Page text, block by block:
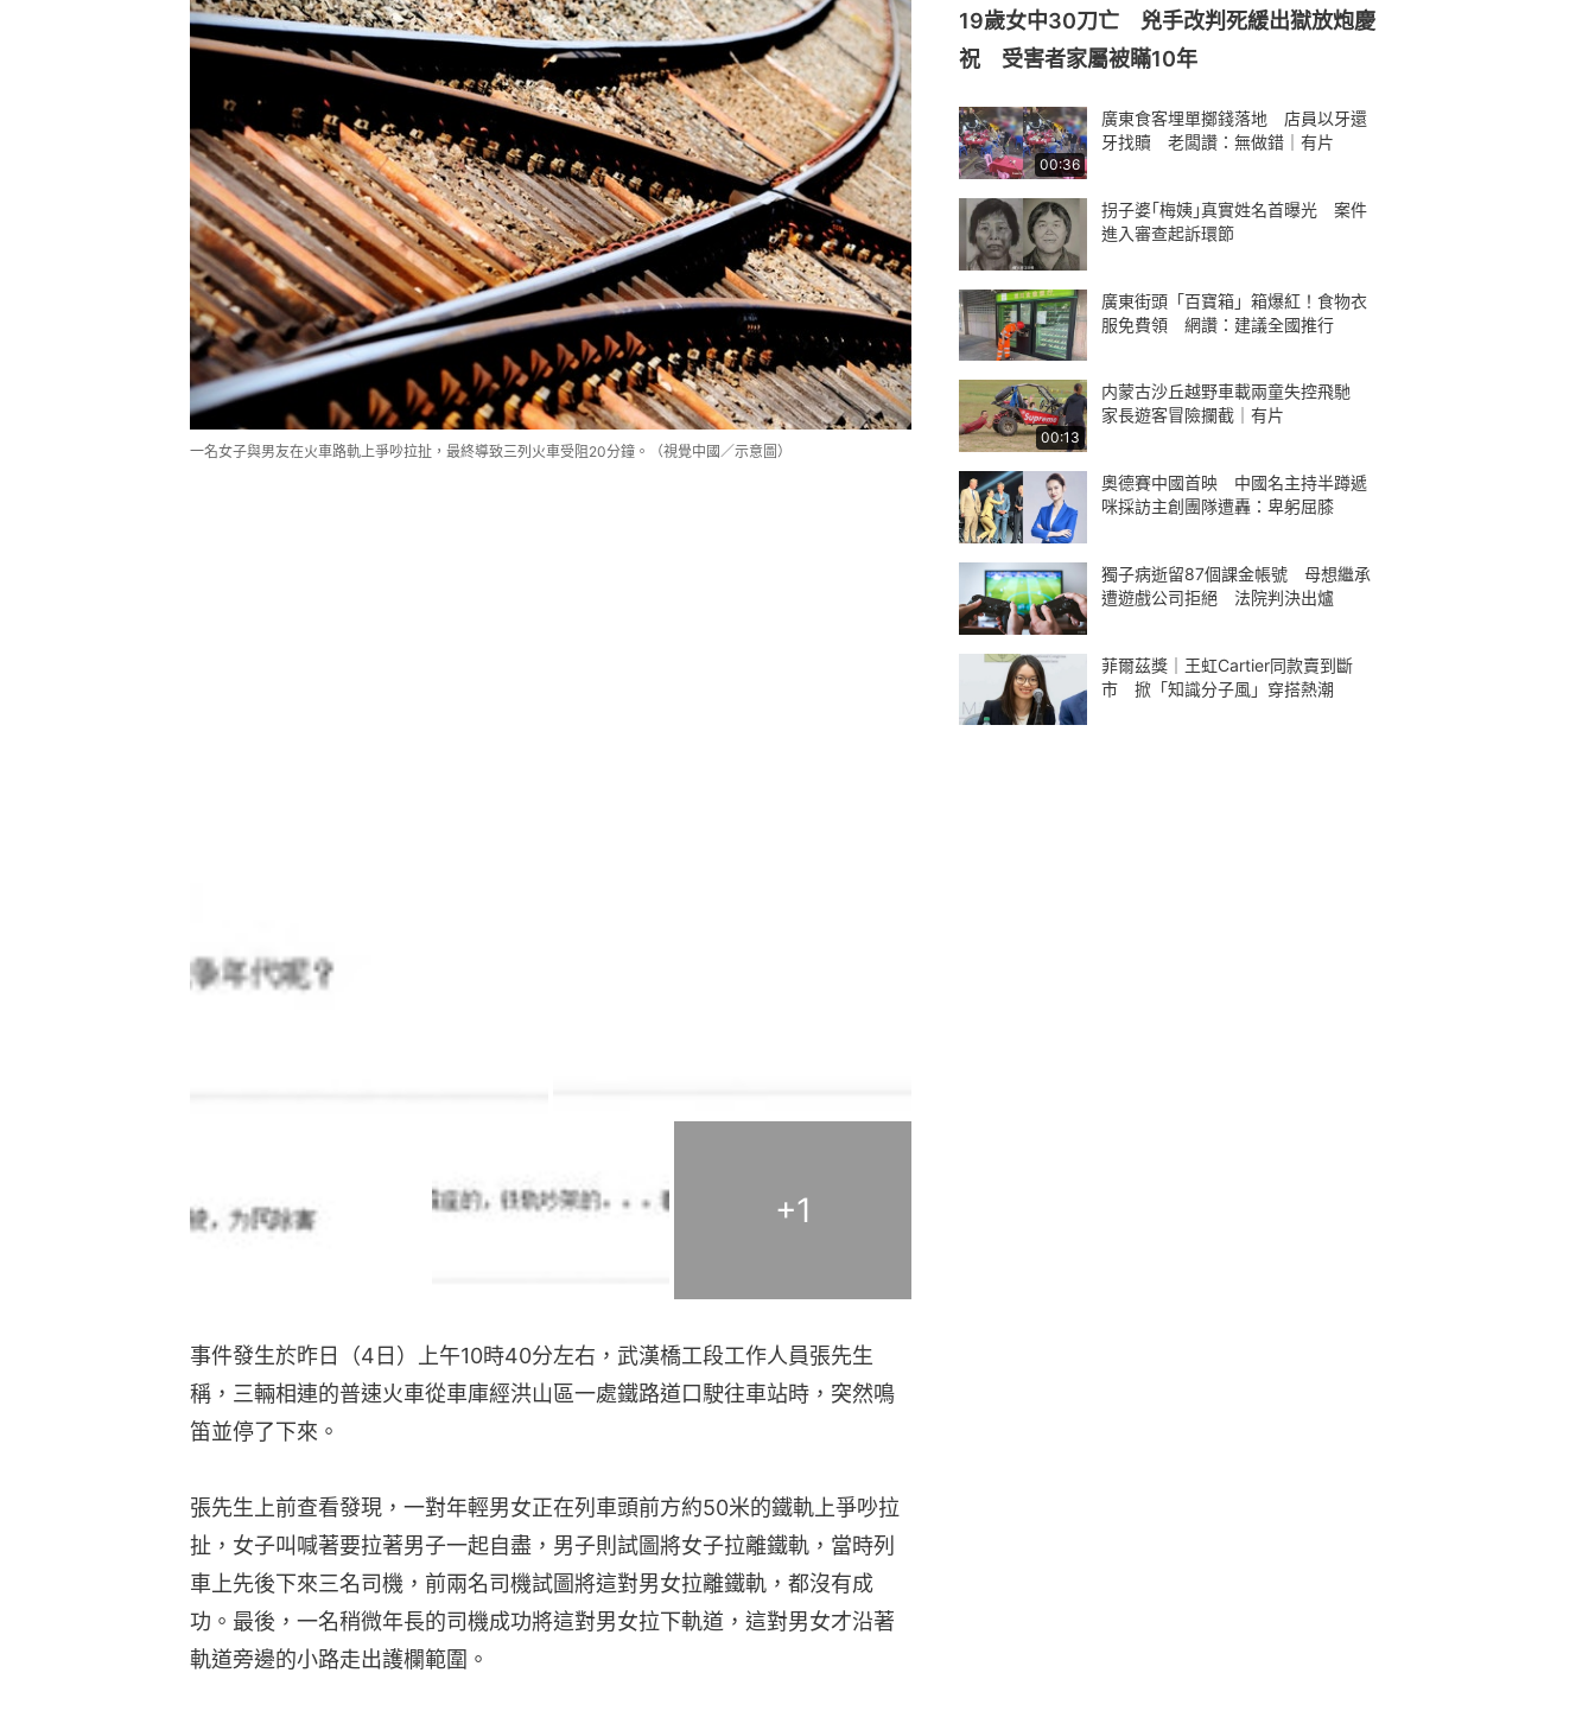
一名女子與男友在火車路軌上爭吵拉扯，最終導致三列火車受阻20分鐘。（視覺中國／示意圖）
+1
事件發生於昨日（4日）上午10時40分左右，武漢橋工段工作人員張先生
稱，三輛相連的普速火車從車庫經洪山區一處鐵路道口駛往車站時，突然鳴
笛並停了下來。
張先生上前查看發現，一對年輕男女正在列車頭前方約50米的鐵軌上爭吵拉
扯，女子叫喊著要拉著男子一起自盡，男子則試圖將女子拉離鐵軌，當時列
車上先後下來三名司機，前兩名司機試圖將這對男女拉離鐵軌，都沒有成
功。最後，一名稍微年長的司機成功將這對男女拉下軌道，這對男女才沿著
軌道旁邊的小路走出護欄範圍。
19歲女中30刀亡 兇手改判死緩出獄放炮慶
祝 受害者家屬被瞞10年
00:36
廣東食客埋單擲錢落地 店員以牙還
牙找贖 老闆讚：無做錯｜有片
拐子婆｢梅姨｣真實姓名首曝光 案件
進入審查起訴環節
廣東街頭「百寶箱」箱爆紅！食物衣
服免費領 網讚：建議全國推行
00:13
内蒙古沙丘越野車載兩童失控飛馳
家長遊客冒險攔截｜有片
奧德賽中國首映 中國名主持半蹲遞
咪採訪主創團隊遭轟：卑躬屈膝
獨子病逝留87個課金帳號 母想繼承
遭遊戲公司拒絕 法院判決出爐
菲爾茲獎｜王虹Cartier同款賣到斷
市 掀「知識分子風」穿搭熱潮